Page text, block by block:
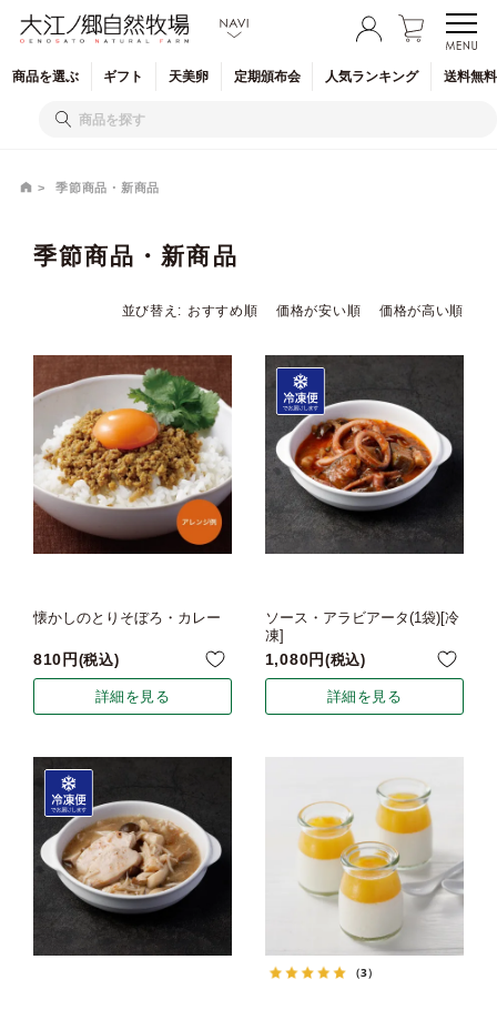
商品を選ぶ ギフト 天美卵 定期頒布会 人気ランキング 送料無
季節商品・新商品
季節商品・新商品
並び替え おすすめ順 価格が安い順 価格が高い順
懐かしのとりそぼろ・カレー
810 税込
詳細を見る
ソース・アラビアータ(1袋)[冷
凍]
1,080 税込
詳細を見る
（3）